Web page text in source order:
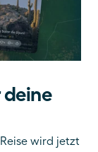
wird jetzt